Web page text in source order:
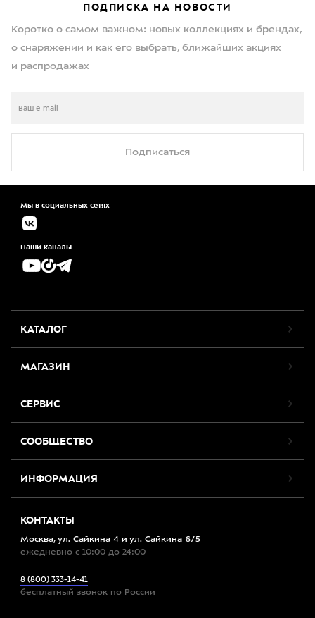
ПОДПИСКА НА НОВОСТИ
Коротко о самом важном: новых коллекциях и брендах,
о снаряжении и как его выбрать, ближайших акциях
и распродажах
Подписаться
Мы в социальных сетях
Наши каналы
КАТАЛОГ
МАГАЗИН
СЕРВИС
СООБЩЕСТВО
ИНФОРМАЦИЯ
КОНТАКТЫ
Москва, ул. Сайкина 4 и ул. Сайкина 6/5
ежедневно с 10:00 до 24:00
8 (800) 333-14-41
бесплатный звонок по России